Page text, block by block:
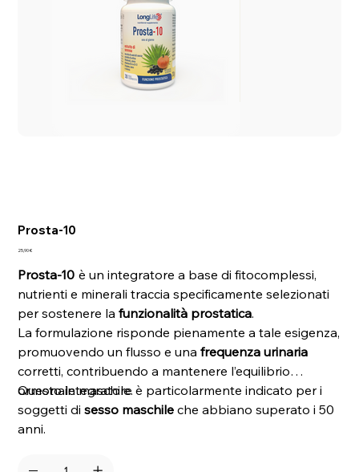
Prosta-10
Prezzo
25,90 €
Prosta-10 è un integratore a base di fitocomplessi,
nutrienti e minerali traccia specificamente selezionati
per sostenere lafunzionalità prostatica.
La formulazione risponde pienamente a tale esigenza,
promuovendo un flusso e unafrequenza urinaria
corretti, contribuendo a mantenere l’equilibrio
ormonale maschile.
Questo integratore è particolarmente indicato per i
soggetti disesso maschile che abbiano superato i 50
anni.